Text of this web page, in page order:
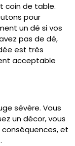
coin de table.
pour
un dé si vos
pas de dé,
est très
acceptable
sévère. Vous
un décor, vous
et